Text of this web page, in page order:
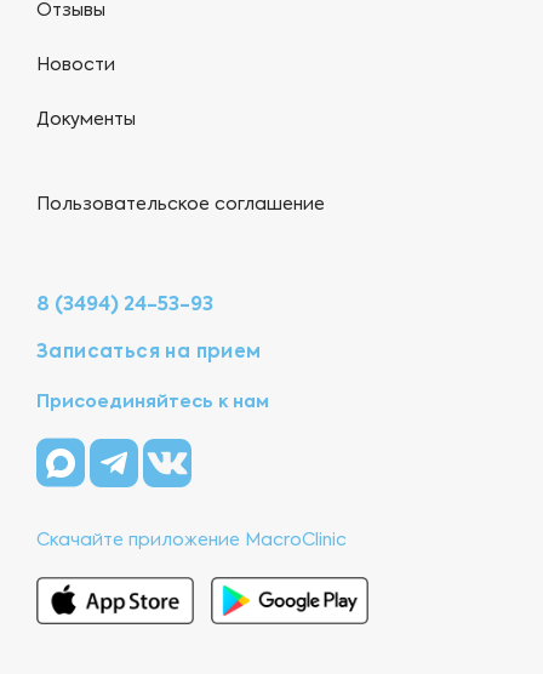
Отзывы
Новости
Документы
Пользовательское соглашение
8 (3494) 24-53-93
Записаться на прием
Присоединяйтесь к нам
Скачайте приложение MacroClinic